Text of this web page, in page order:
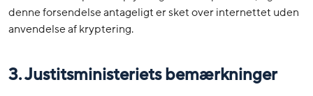
denne forsendelse antageligt er sket over internettet uden
anvendelse af kryptering.
3. Justitsministeriets bemærkninger